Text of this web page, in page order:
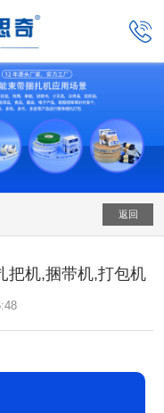

返回
把机,捆带机,打包机